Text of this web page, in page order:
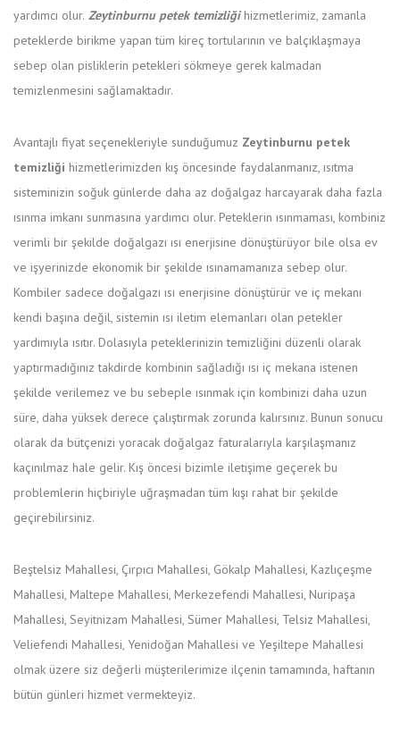
yardımcı olur. Zeytinburnu petek temizliği hizmetlerimiz, zamanla
peteklerde birikme yapan tüm kireç tortularının ve balçıklaşmaya
sebep olan pisliklerin petekleri sökmeye gerek kalmadan
temizlenmesini sağlamaktadır.
Avantajlı fiyat seçenekleriyle sunduğumuz Zeytinburnu petek
temizliği hizmetlerimizden kış öncesinde faydalanmanız, ısıtma
sisteminizin soğuk günlerde daha az doğalgaz harcayarak daha fazla
ısınma imkanı sunmasına yardımcı olur. Peteklerin ısınmaması, kombiniz
verimli bir şekilde doğalgazı ısı enerjisine dönüştürüyor bile olsa ev
ve işyerinizde ekonomik bir şekilde ısınamamanıza sebep olur.
Kombiler sadece doğalgazı ısı enerjisine dönüştürür ve iç mekanı
kendi başına değil, sistemin ısı iletim elemanları olan petekler
yardımıyla ısıtır. Dolasıyla peteklerinizin temizliğini düzenli olarak
yaptırmadığınız takdirde kombinin sağladığı ısı iç mekana istenen
şekilde verilemez ve bu sebeple ısınmak için kombinizi daha uzun
süre, daha yüksek derece çalıştırmak zorunda kalırsınız. Bunun sonucu
olarak da bütçenizi yoracak doğalgaz faturalarıyla karşılaşmanız
kaçınılmaz hale gelir. Kış öncesi bizimle iletişime geçerek bu
problemlerin hiçbiriyle uğraşmadan tüm kışı rahat bir şekilde
geçirebilirsiniz.
Beştelsiz Mahallesi, Çırpıcı Mahallesi, Gökalp Mahallesi, Kazlıçeşme
Mahallesi, Maltepe Mahallesi, Merkezefendi Mahallesi, Nuripaşa
Mahallesi, Seyitnizam Mahallesi, Sümer Mahallesi, Telsiz Mahallesi,
Veliefendi Mahallesi, Yenidoğan Mahallesi ve Yeşiltepe Mahallesi
olmak üzere siz değerli müşterilerimize ilçenin tamamında, haftanın
bütün günleri hizmet vermekteyiz.